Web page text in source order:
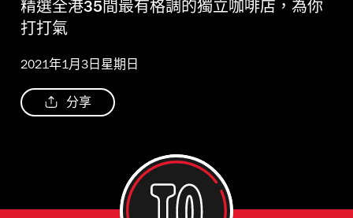
精選全港35間最有格調的獨立咖啡店，為你
打打氣
2021年1月3日星期日
分享